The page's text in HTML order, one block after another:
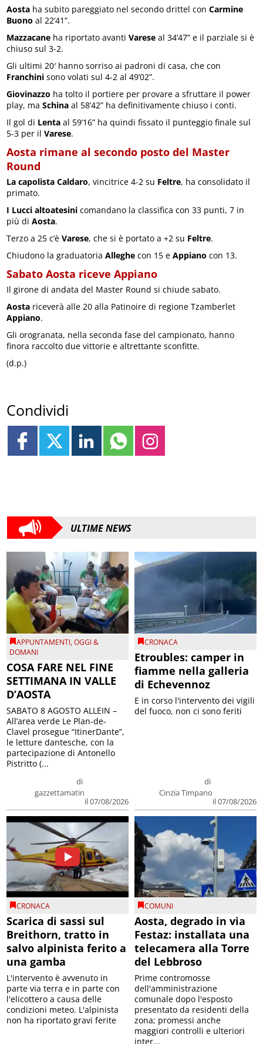
Aosta ha subito pareggiato nel secondo drittel conCarmine
Buono al 22’41”.
Mazzacane ha riportato avantiVarese al 34’47” e il parziale si è
chiuso sul 3-2.
Gli ultimi 20′ hanno sorriso ai padroni di casa, che con
Franchini sono volati sul 4-2 al 49’02”.
Giovinazzo ha tolto il portiere per provare a sfruttare il power
play, maSchina al 58’42” ha definitivamente chiuso i conti.
Il gol di Lenta al 59’16” ha quindi fissato il punteggio finale sul
5-3 per ilVarese.
Aosta rimane al secondo posto del Master
Round
La capolista Caldaro, vincitrice 4-2 su Feltre, ha consolidato il
primato.
I Lucci altoatesini comandano la classifica con 33 punti, 7 in
più diAosta.
Terzo a 25 c’èVarese, che si è portato a +2 su Feltre.
Chiudono la graduatoriaAlleghe con 15 eAppiano con 13.
Sabato Aosta riceve Appiano
Il girone di andata del Master Round si chiude sabato.
Aosta riceverà alle 20 alla Patinoire di regione Tzamberlet
Appiano.
Gli orogranata, nella seconda fase del campionato, hanno
finora raccolto due vittorie e altrettante sconfitte.
(d.p.)
Condividi
ULTIME NEWS
APPUNTAMENTI,OGGI &
DOMANI
COSA FARE NEL FINE
SETTIMANA IN VALLE
D’AOSTA
di
gazzettamatin
il 07/08/2026
SABATO 8 AGOSTO ALLEIN –
All’area verde Le Plan-de-
Clavel prosegue “ItinerDante”,
le letture dantesche, con la
partecipazione di Antonello
Pistritto (...
CRONACA
Etroubles: camper in
fiamme nella galleria
di Echevennoz
di
Cinzia Timpano
il 07/08/2026
E in corso l'intervento dei vigili
del fuoco, non ci sono feriti
CRONACA
Scarica di sassi sul
Breithorn, tratto in
salvo alpinista ferito a
una gamba
L'intervento è avvenuto in
parte via terra e in parte con
l'elicottero a causa delle
condizioni meteo. L'alpinista
non ha riportato gravi ferite
COMUNI
Aosta, degrado in via
Festaz: installata una
telecamera alla Torre
del Lebbroso
Prime contromosse
dell'amministrazione
comunale dopo l'esposto
presentato da residenti della
zona; promessi anche
maggiori controlli e ulteriori
inter...